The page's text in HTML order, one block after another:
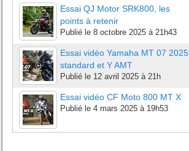
Essai QJ Motor SRK800, les
points à retenir
Publié le 8 octobre 2025 à 21h43
Essai vidéo Yamaha MT 07 2025
standard et Y AMT
Publié le 12 avril 2025 à 21h
Essai vidéo CF Moto 800 MT X
Publié le 4 mars 2025 à 19h53